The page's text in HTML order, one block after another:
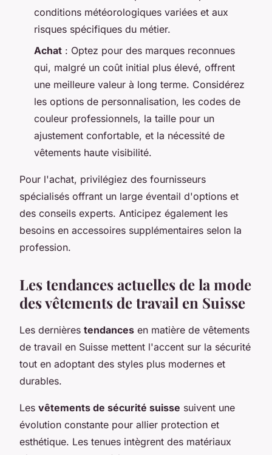
conditions météorologiques variées et aux
risques spécifiques du métier.
Achat : Optez pour des marques reconnues
qui, malgré un coût initial plus élevé, offrent
une meilleure valeur à long terme. Considérez
les options de personnalisation, les codes de
couleur professionnels, la taille pour un
ajustement confortable, et la nécessité de
vêtements haute visibilité.
Pour l'achat, privilégiez des fournisseurs
spécialisés offrant un large éventail d'options et
des conseils experts. Anticipez également les
besoins en accessoires supplémentaires selon la
profession.
Les tendances actuelles de la mode
des vêtements de travail en Suisse
Les dernières tendances en matière de vêtements
de travail en Suisse mettent l'accent sur la sécurité
tout en adoptant des styles plus modernes et
durables.
Les vêtements de sécurité suisse suivent une
évolution constante pour allier protection et
esthétique. Les tenues intègrent des matériaux